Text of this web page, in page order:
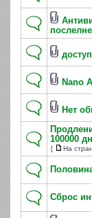
Nano
Нет
100000
[ На
Сброс